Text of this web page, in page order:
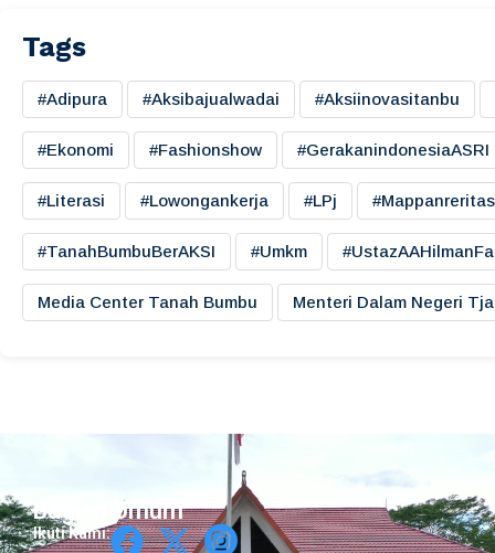
Tags
#adipura #aksibajualwadai #aksiinovasitanbu
#ekonomi #fashionshow #gerakanindonesiaASRI
#literasi #lowongankerja #LPj
#TanahBumbuBerAKSI #umkm
Media Center Tanah Bumbu Menteri Dalam Negeri
Bagian Umum
Ikuti Kami: